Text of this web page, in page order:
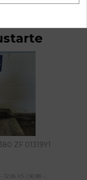
ZF 01319Y1
XS | 06.98 -...